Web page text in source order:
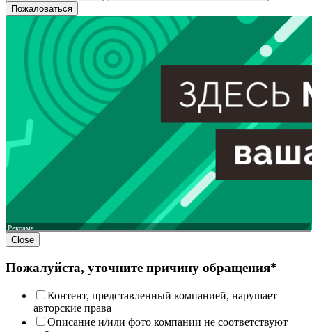
Пожаловаться
Реклама
Close
Пожалуйста, уточните причину обращения*
Контент, представленный компанией, нарушает
авторские права
Описание и/или фото компании не соответствуют